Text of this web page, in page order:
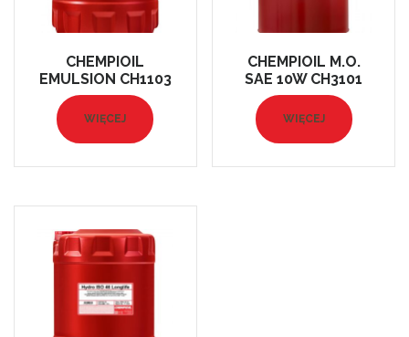
CHEMPIOIL
EMULSION CH1103
WIĘCEJ
CHEMPIOIL M.O.
SAE 10W CH3101
WIĘCEJ